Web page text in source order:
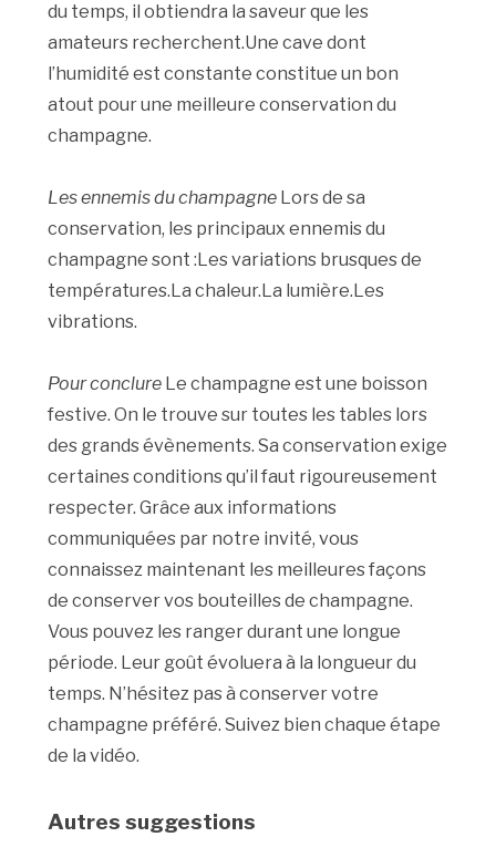
du temps, il obtiendra la saveur que les
amateurs recherchent.Une cave dont
l’humidité est constante constitue un bon
atout pour une meilleure conservation du
champagne.
Les ennemis du champagne Lors de sa
conservation, les principaux ennemis du
champagne sont :Les variations brusques de
températures.La chaleur.La lumière.Les
vibrations.
Pour conclure Le champagne est une boisson
festive. On le trouve sur toutes les tables lors
des grands évènements. Sa conservation exige
certaines conditions qu’il faut rigoureusement
respecter. Grâce aux informations
communiquées par notre invité, vous
connaissez maintenant les meilleures façons
de conserver vos bouteilles de champagne.
Vous pouvez les ranger durant une longue
période. Leur goût évoluera à la longueur du
temps. N’hésitez pas à conserver votre
champagne préféré. Suivez bien chaque étape
de la vidéo.
Autres suggestions